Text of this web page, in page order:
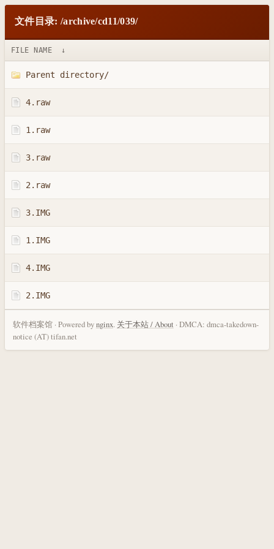
文件目录: /archive/cd11/039/
FILE NAME ↓
Parent directory/
4.raw
1.raw
3.raw
2.raw
3.IMG
1.IMG
4.IMG
2.IMG
软件档案馆 · Powered bynginx. 关于本站 / About · DMCA: dmca-takedown-
notice (AT) tifan.net